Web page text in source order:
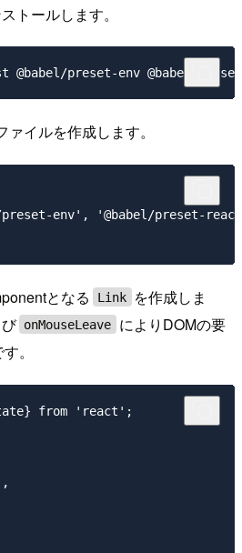
トールします。
ァイルを作成します。
env', '@babel/preset-
となる Link
を作成しま
onMouseLeave
によりDOMの要
。
from 'react';